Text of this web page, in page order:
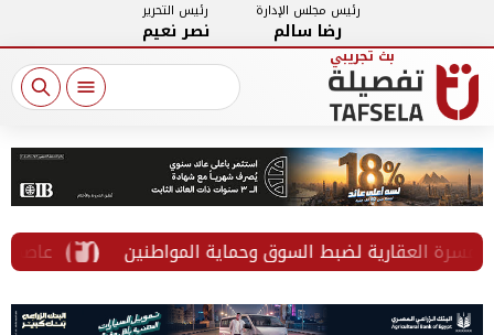
رئيس مجلس الإدارة
رضا سالم
رئيس التحرير
نصر نعيم
"عاصمة العقارية لضبط السوق وحماية المواطنين